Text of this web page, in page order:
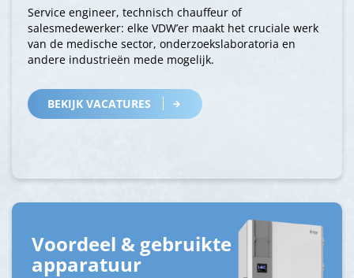
Service engineer, technisch chauffeur of
salesmedewerker: elke VDW’er maakt het cruciale werk
van de medische sector, onderzoekslaboratoria en
andere industrieën mede mogelijk.
BEKIJK VACATURES
Voordeel & gebruikte
apparatuur